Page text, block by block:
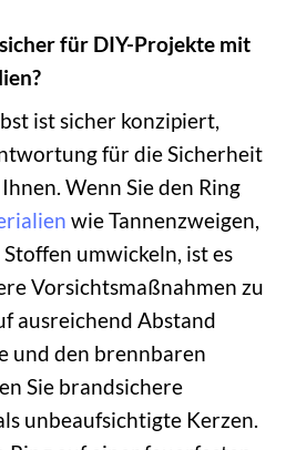
für DIY-Projekte mit
ist sicher konzipiert,
für die Sicherheit
Wenn Sie den Ring
wie Tannenzweigen,
umwickeln, ist es
Vorsichtsmaßnahmen zu
ausreichend Abstand
und den brennbaren
Sie brandsichere
unbeaufsichtigte Kerzen.